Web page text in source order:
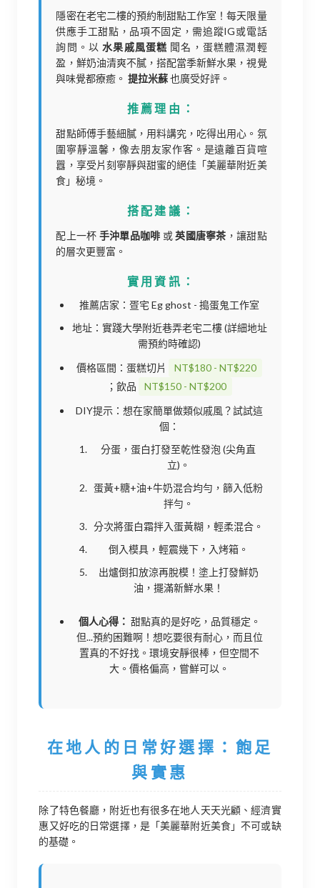
隱密在老宅二樓的預約制甜點工作室！每天限量
供應手工甜點，品項不固定，需追蹤IG或電話
詢問。以 水果戚風蛋糕 聞名，蛋糕體濕潤輕
盈，鮮奶油清爽不膩，搭配當季新鮮水果，視覺
與味覺都療癒。提拉米蘇也廣受好評。
推薦理由：
甜點師傅手藝細膩，用料講究，吃得出用心。氛
圍寧靜溫馨，像去朋友家作客。是遠離百貨喧
囂，享受片刻寧靜與甜蜜的絕佳「美麗華附近美
食」秘境。
搭配建議：
配上一杯 手沖單品咖啡 或英國唐寧茶 ，讓甜點
的層次更豐富。
實用資訊：
推薦店家：疍宅 Eg ghost - 搗蛋鬼工作室
地址：實踐大學附近巷弄老宅二樓 (詳細地址
需預約時確認)
價格區間：蛋糕切片
NT$180 - NT$220
；飲品
NT$150 - NT$200
DIY提示：想在家簡單做類似戚風？試試這
個：
分蛋，蛋白打發至乾性發泡 (尖角直
立)。
蛋黃+糖+油+牛奶混合均勻，篩入低粉
拌勻。
分次將蛋白霜拌入蛋黃糊，輕柔混合。
倒入模具，輕震幾下，入烤箱。
出爐倒扣放涼再脫模！塗上打發鮮奶
油，擺滿新鮮水果！
個人心得： 甜點真的是好吃，品質穩定。
但...預約困難啊！想吃要很有耐心，而且位
置真的不好找。環境安靜很棒，但空間不
大。價格偏高，嘗鮮可以。
在地人的日常好選擇：飽足
與實惠
除了特色餐廳，附近也有很多在地人天天光顧、經濟實
惠又好吃的日常選擇，是「美麗華附近美食」不可或缺
的基礎。